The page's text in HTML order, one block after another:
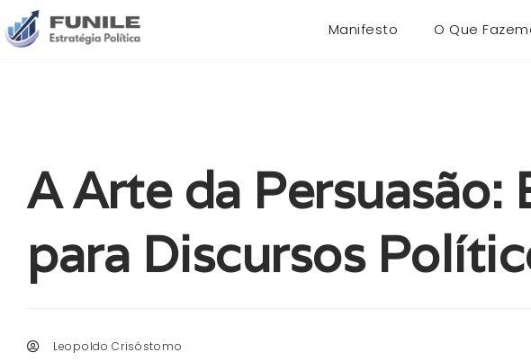
Manifesto O Que
A Arte da Persuasão:
para Discursos
Leopoldo Crisóstomo